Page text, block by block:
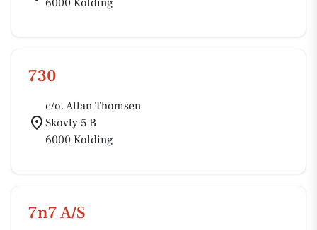
6000 Kolding
730
c/o. Allan Thomsen
Skovly 5 B
6000 Kolding
7n7 A/S